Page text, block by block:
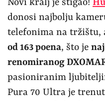
Novi kralj je stigao!
donosi najbolju
telefonima na tržištu,
od 163 poena, što je
renomiranog
pasioniranim
Pura 70 Ultra je